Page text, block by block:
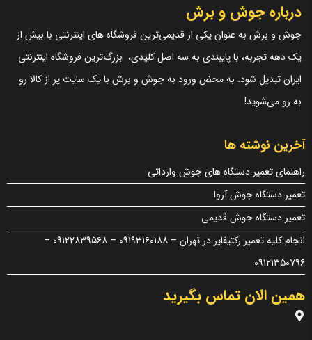
رسمی و عاری از لحن تند، تمسخرو توهین باشد.
از ارسال لینک‌های سایت‌های دیگر و ارایه‌ی اطلاعات شخصی خودتان
مثل شماره تماس، ایمیل و آی‌دی شبکه‌های اجتماعی پرهیز کنید.
در نظر داشته باشید هدف نهایی از ارائه‌ی نظر درباره‌ی کالا ارائه‌ی
اطلاعات مشخص و دقیق برای راهنمایی سایر کاربران در فرآیند خرید
با توجه به ساختار بخش نظرات، از پرسیدن سوال یا درخواست
راهنمایی در این بخش خودداری کرده و سوالات خود را در بخش
«پرسش و پاسخ» مطرح کنید.
کیفیت ساخت:
کارایی:
امکانات و قابلیت ها:
درباره جوش و برش
جوش و برش به عنوان یکی از قدیمی‌ترین فروشگاه های اینترنتی با بیش از
یک دهه تجربه، با پایبندی به سه اصل کلیدی، بزرگ‌ترین فروشگاه اینترنتی
ایران تبدیل شود. به محض ورود به جوش و برش با یک سایت پر از کالا رو
به رو می‌شوید!
آخرین نوشته ها
راهنمای تعمیر دستگاه های جوش وارداتی
تعمیر دستگاه جوش آروا
تعمیر دستگاه جوش قدیمی
انجام کلیه تعمیر رکتیفایر در تهران – ۰۹۱۹۳۱۶۰۱۸۸ – ۰۹۱۲۲۸۳۹۵۶۸ –
۰۹۱۲۱۳۵۰۷۹۶
همین الان تماس بگیرید